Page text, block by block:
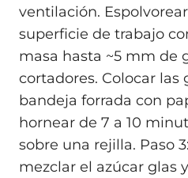
ventilación.
superficie de trabajo
masa hasta ~5 mm de
cortadores. Colocar las
bandeja forrada con
hornear de 7 a 10
sobre una rejilla. Paso
mezclar el azúcar glas